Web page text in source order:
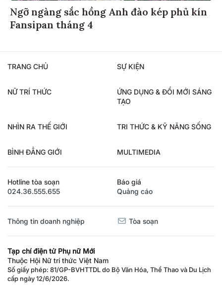
Ngỡ ngàng sắc hồng Anh đào kép phủ kín
Fansipan tháng 4
TRANG CHỦ SỰ KIỆN
NỮ TRÍ THỨC
ỨNG DỤNG & ĐỔI MỚI SÁNG
TẠO
NHÌN RA THẾ GIỚI TRI THỨC & KỸ NĂNG SỐNG
BÌNH ĐẲNG GIỚI MULTIMEDIA
Hotline tòa soạn
024.36.555.655
Báo giá
Quảng cáo
Thông tin doanh nghiệp Tòa soạn
Tạp chí điện tử Phụ nữ Mới
Thuộc Hội Nữ trí thức Việt Nam
Số giấy phép: 81/GP-BVHTTDL do Bộ Văn Hóa, Thể Thao và Du Lịch
cấp ngày 12/6/2026.